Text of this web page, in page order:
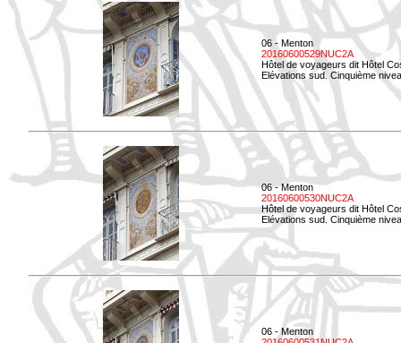
06 - Menton
20160600529NUC2A
Hôtel de voyageurs dit Hôtel
Elévations sud. Cinquième
06 - Menton
20160600530NUC2A
Hôtel de voyageurs dit Hôtel
Elévations sud. Cinquième
06 - Menton